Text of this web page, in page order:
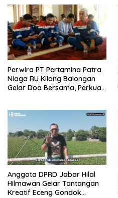
Perwira PT Pertamina Patra
Niaga RU Kilang Balongan
Gelar Doa Bersama, Perkuat
Anggota DPRD Jabar Hilal
Hilmawan Gelar Tantangan
Kreatif Eceng Gondok